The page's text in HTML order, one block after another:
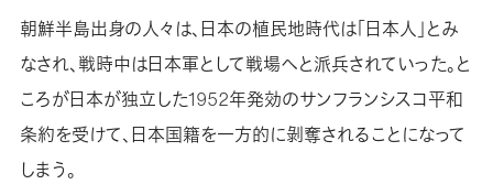
朝鮮半島出身の人々は、日本の植民地時代は「日本人」とみ
なされ、戦時中は日本軍として戦場へと派兵されていった。と
ころが日本が独立した1952年発効のサンフランシスコ平和
条約を受けて、日本国籍を一方的に剝奪されることになって
しまう。